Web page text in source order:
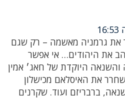
גרמניה מאשמה – רק שגם
את היהודים… אי אפשר
היוקדת של חאג׳ אמין
את האיסלאם מכישלון
ברבריזם ועוד. שקרנים